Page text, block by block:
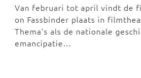
Van februari tot april vindt de
on Fassbinder plaats in
Thema's als de nationale
emancipatie…